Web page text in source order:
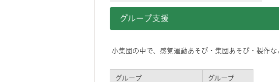
グループ支援
小集団の中で、感覚運動あそび・集団あそび・製作
グループ
グループ